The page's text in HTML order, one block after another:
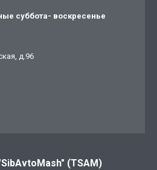
суббота- воскресенье
д.96
(TSAM)